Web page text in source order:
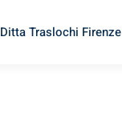
Ditta Traslochi Firenze